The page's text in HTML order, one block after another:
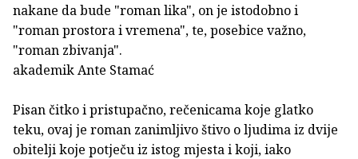
nakane da bude "roman lika", on je istodobno i
"roman prostora i vremena", te, posebice važno,
"roman zbivanja".
akademik Ante Stamać
Pisan čitko i pristupačno, rečenicama koje glatko
teku, ovaj je roman zanimljivo štivo o ljudima iz dvije
obitelji koje potječu iz istog mjesta i koji, iako